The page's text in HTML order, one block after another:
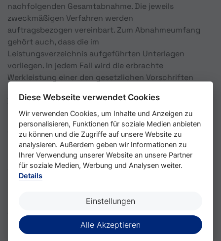
nachfolgenden Gesamtabnahme. Die jeweils
zweckmäßigen Verfahren werden
auftragsbezogen vereinbart. Zum Abnahmeumfang
gehört auch, dass die im
Leistungsverzeichnis aufgeführten Unterlagen
vorliegen. In jedem Fall wird die erbrachte
Werkleistung einer den gesetzlichen Vorschriften
Belastungs- bzw. Leistungsprüfung unterzogen.
13. Über die Abnahme wird ein Protokoll erstellt. Alle
bei den Abnahmeprüfungen festgestellten
Mängel werden in dieses Abnahmeprotokoll
aufgenommen. Hierzu gehören auch die Fristen
zur Mängelbeseitigung. Die festgestellten Mängel
innerhalb einer Woche nach Kenntnisnahme
Widerspruch erhebt. Der WVN hat festgestellte
Mängel innerhalb der von Reisdorfer gesetzten Frist
Diese Webseite verwendet Cookies
Wir verwenden Cookies, um Inhalte und Anzeigen zu
personalisieren, Funktionen für soziale Medien anbieten
zu können und die Zugriffe auf unsere Website zu
analysieren. Außerdem geben wir Informationen zu
Ihrer Verwendung unserer Website an unsere Partner
für soziale Medien, Werbung und Analysen weiter.
Details
Einstellungen
Alle Akzeptieren